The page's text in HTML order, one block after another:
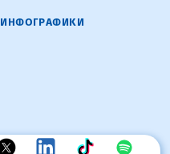
ИНФОГРАФИКИ